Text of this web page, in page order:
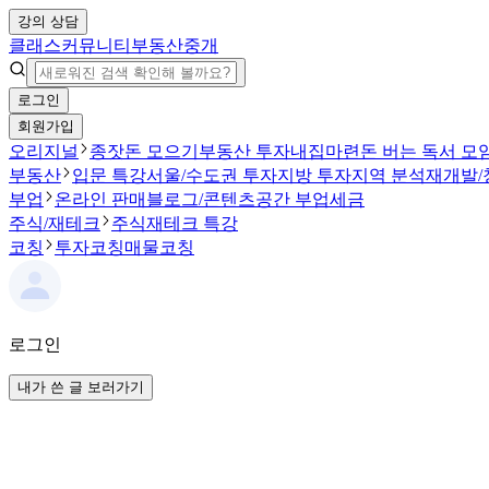
강의 상담
클래스커뮤니티 부동산중개
로그인
회원가입
오리지널 종잣돈 모으기 부동산 투자내집마련 돈 버는 독서 모
부동산
입문 특강서울/수도권 투자지방 투자지역 분석재개발/
부업
온라인 판매 블로그/콘텐츠공간 부업세금
주식/재테크
주식재테크 특강
코칭
투자코칭매물코칭
로그인
내가 쓴 글 보러가기